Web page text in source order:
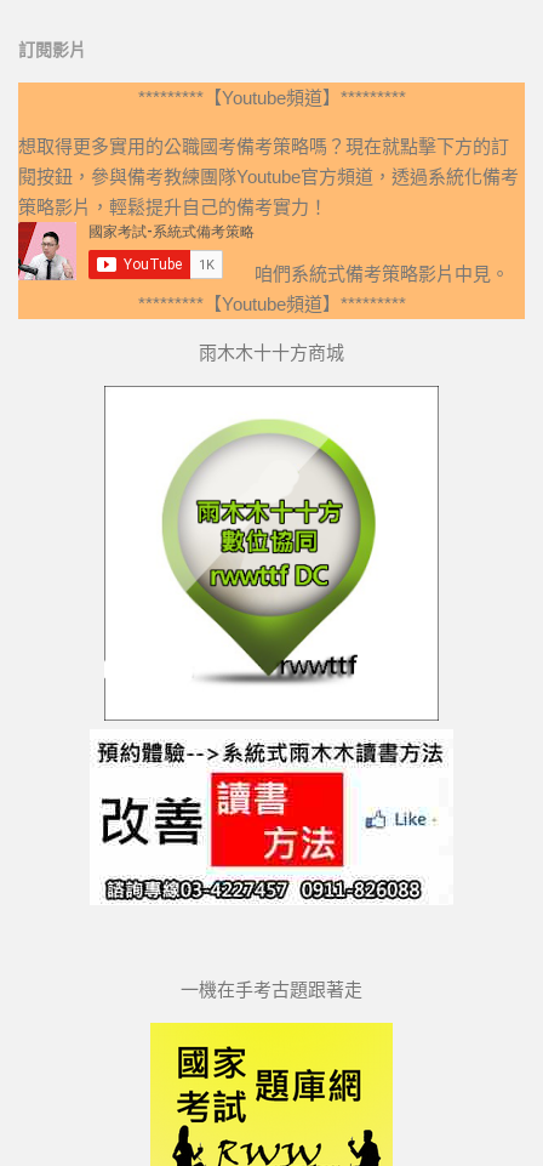
訂閱影片
*********【Youtube頻道】*********
想取得更多實用的公職國考備考策略嗎？現在就點擊下方的訂
閱按鈕，參與備考教練團隊Youtube官方頻道，透過系統化備考
策略影片，輕鬆提升自己的備考實力！
咱們系統式備考策略影片中見。
*********【Youtube頻道】*********
雨木木十十方商城
一機在手考古題跟著走